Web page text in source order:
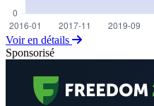
Voir en détails
Sponsorisé